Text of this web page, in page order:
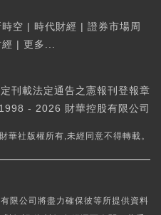
時空 | 時代財經 | 證券市場周
| 更多...
刊載法定通告之憲報刊登報章
- 2026 財華控股有限公司
華社版權所有,未經同意不得轉載。
限公司將盡力確保彼等所提供資料